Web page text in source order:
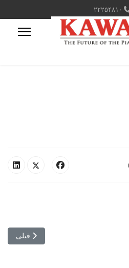
۲۲۲۵۴۸۱۰
مطلب قبلی:
قبلی